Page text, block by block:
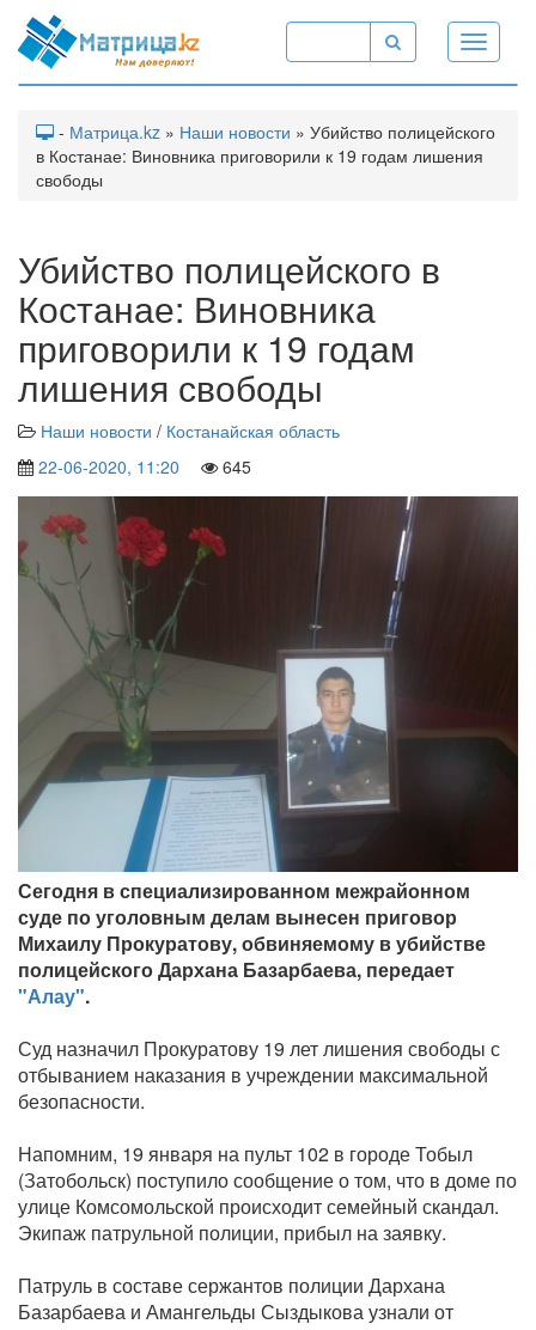
Toggle
- Матрица.kz » Наши новости » Убийство полицейского
в Костанае: Виновника приговорили к 19 годам лишения
свободы
Убийство полицейского в
Костанае: Виновника
приговорили к 19 годам
лишения свободы
Наши новости / Костанайская область
22-06-2020, 11:20
645
Сегодня в специализированном межрайонном
суде по уголовным делам вынесен приговор
Михаилу Прокуратову, обвиняемому в убийстве
полицейского Дархана Базарбаева, передает
"Алау".
Суд назначил Прокуратову 19 лет лишения свободы с
отбыванием наказания в учреждении максимальной
безопасности.
Напомним, 19 января на пульт 102 в городе Тобыл
(Затобольск) поступило сообщение о том, что в доме по
улице Комсомольской происходит семейный скандал.
Экипаж патрульной полиции, прибыл на заявку.
Патруль в составе сержантов полиции Дархана
Базарбаева и Амангельды Сыздыкова узнали от